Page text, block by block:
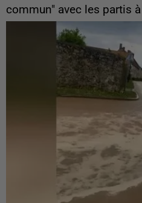
commun" avec les partis